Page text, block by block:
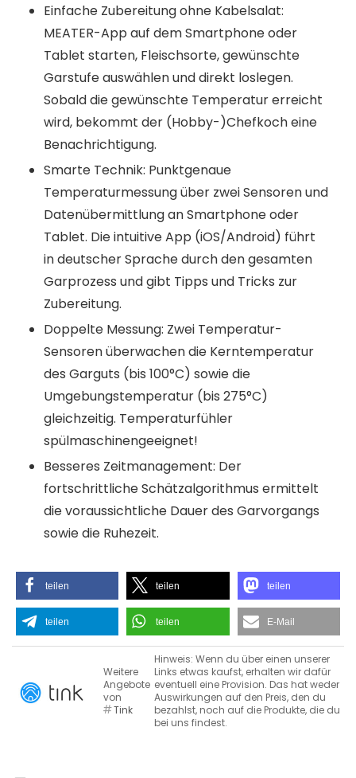
Einfache Zubereitung ohne Kabelsalat:
MEATER-App auf dem Smartphone oder
Tablet starten, Fleischsorte, gewünschte
Garstufe auswählen und direkt loslegen.
Sobald die gewünschte Temperatur erreicht
wird, bekommt der (Hobby-)Chefkoch eine
Benachrichtigung.
Smarte Technik: Punktgenaue
Temperaturmessung über zwei Sensoren und
Datenübermittlung an Smartphone oder
Tablet. Die intuitive App (iOS/Android) führt
in deutscher Sprache durch den gesamten
Garprozess und gibt Tipps und Tricks zur
Zubereitung.
Doppelte Messung: Zwei Temperatur-
Sensoren überwachen die Kerntemperatur
des Garguts (bis 100°C) sowie die
Umgebungstemperatur (bis 275°C)
gleichzeitig. Temperaturfühler
spülmaschinengeeignet!
Besseres Zeitmanagement: Der
fortschrittliche Schätzalgorithmus ermittelt
die voraussichtliche Dauer des Garvorgangs
sowie die Ruhezeit.
teilen teilen teilen
teilen teilen E-Mail
Weitere
Angebote
von
Tink
Hinweis: Wenn du über einen unserer
Links etwas kaufst, erhalten wir dafür
eventuell eine Provision. Das hat weder
Auswirkungen auf den Preis, den du
bezahlst, noch auf die Produkte, die du
bei uns findest.